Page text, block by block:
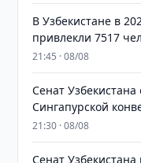
В Узбекистане в
привлекли 7517
21:45 · 08/08
Сенат
Сингапурской
21:30 · 08/08
Сенат